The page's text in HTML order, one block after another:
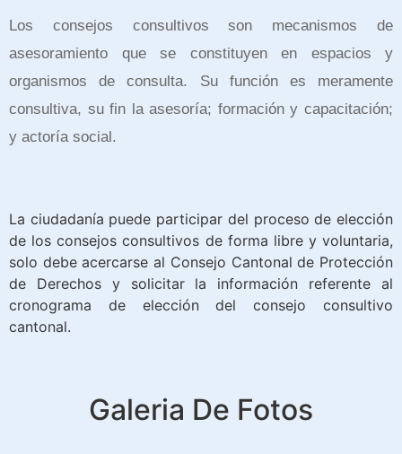
Los consejos consultivos son mecanismos de
asesoramiento que se constituyen en espacios y
organismos de consulta. Su función es meramente
consultiva, su fin la asesoría; formación y capacitación;
y actoría social.
La ciudadanía puede participar del proceso de elección
de los consejos consultivos de forma libre y voluntaria,
solo debe acercarse al Consejo Cantonal de Protección
de Derechos y solicitar la información referente al
cronograma de elección del consejo consultivo
cantonal.
Galeria De Fotos